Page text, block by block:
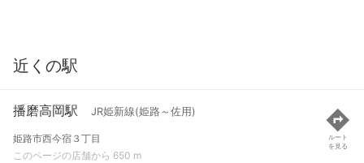
近くの駅
播磨高岡駅 JR姫新線(姫路～佐用)
姫路市西今宿３丁目
このページの店舗から 650 m
ルート
を見る